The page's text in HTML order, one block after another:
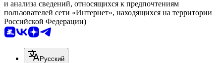
и анализа сведений, относящихся к предпочтениям
пользователей сети «Интернет», находящихся на территории
Российской Федерации)
Русский